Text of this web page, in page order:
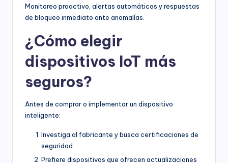
Monitoreo proactivo, alertas automáticas y respuestas
de bloqueo inmediato ante anomalías.
¿Cómo elegir
dispositivos IoT más
seguros?
Antes de comprar o implementar un dispositivo
inteligente:
Investiga al fabricante y busca certificaciones de
seguridad.
Prefiere dispositivos que ofrecen actualizaciones